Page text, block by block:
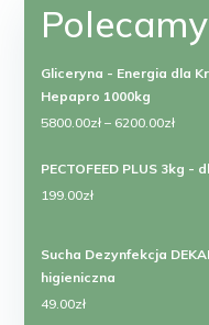
Polecamy
Gliceryna - Energia dla
Hepapro 1000kg
5800.00zł – 6200.00złZakres
od
PECTOFEED PLUS 3kg -
199.00zł
Sucha Dezynfekcja
higieniczna
49.00zł